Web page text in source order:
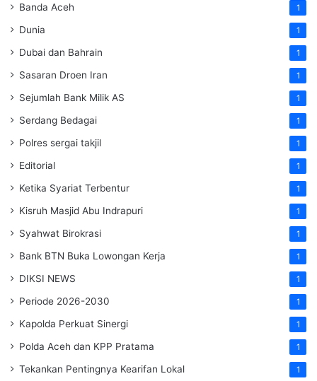
Banda Aceh 1
Dunia 1
Dubai dan Bahrain 1
Sasaran Droen Iran 1
Sejumlah Bank Milik AS 1
Serdang Bedagai 1
Polres sergai takjil 1
Editorial 1
Ketika Syariat Terbentur 1
Kisruh Masjid Abu Indrapuri 1
Syahwat Birokrasi 1
Bank BTN Buka Lowongan Kerja 1
DIKSI NEWS 1
Periode 2026-2030 1
Kapolda Perkuat Sinergi 1
Polda Aceh dan KPP Pratama 1
Tekankan Pentingnya Kearifan Lokal 1